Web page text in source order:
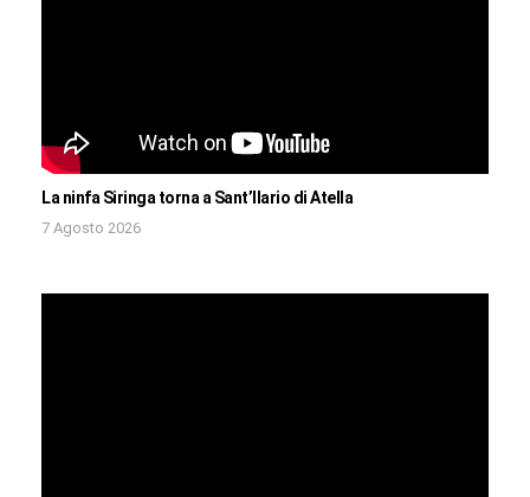
La ninfa Siringa torna a Sant’Ilario di Atella
7 Agosto 2026